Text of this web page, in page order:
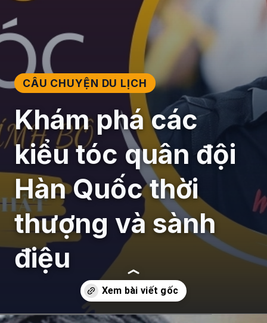
CÂU CHUYỆN DU LỊCH
Khám phá các
kiểu tóc quân đội
Hàn Quốc thời
thượng và sành
điệu